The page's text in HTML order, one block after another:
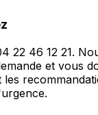
22 46 12 21.
et vous
les